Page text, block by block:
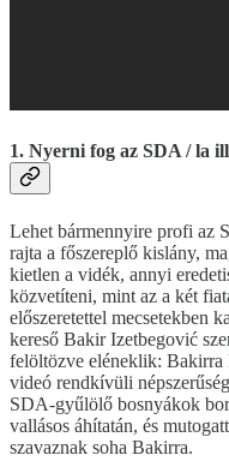
1. Nyerni fog az SDA / la
Lehet bármennyire profi az
rajta a főszereplő kislány,
kietlen a vidék, annyi
közvetíteni, mint az a két
előszeretettel mecsetekben
kereső Bakir Izetbegović
felöltözve eléneklik: Bakirra
videó rendkívüli
SDA-gyűlölő bosnyákok
vallásos áhítatán, és
szavaznak soha Bakirra.